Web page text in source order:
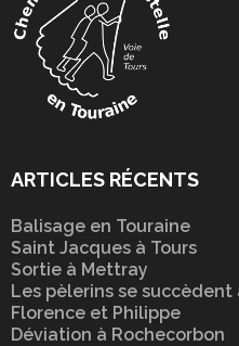
ARTICLES RÉCENTS
Balisage en Touraine
Saint Jacques à Tours
Sortie à Mettray
Les pèlerins se succèdent
Florence et Philippe
Déviation à Rochecorbon